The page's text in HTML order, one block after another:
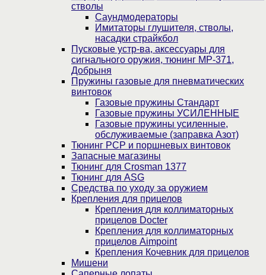
стволы
Саундмодераторы
Имитаторы глушителя, стволы,
насадки страйкбол
Пусковые устр-ва, аксессуары для
сигнального оружия, тюнинг МР-371,
Добрыня
Пружины газовые для пневматических
винтовок
Газовые пружины Стандарт
Газовые пружины УСИЛЕННЫЕ
Газовые пружины усиленные,
обслуживаемые (заправка Азот)
Тюнинг PCP и поршневых винтовок
Запасные магазины
Тюнинг для Crosman 1377
Тюнинг для ASG
Средства по уходу за оружием
Крепления для прицелов
Крепления для коллиматорных
прицелов Docter
Крепления для коллиматорных
прицелов Aimpoint
Крепления Кочевник для прицелов
Мишени